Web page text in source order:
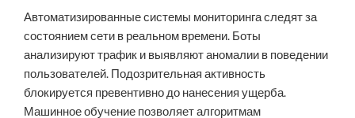
Автоматизированные системы мониторинга следят за
состоянием сети в реальном времени. Боты
анализируют трафик и выявляют аномалии в поведении
пользователей. Подозрительная активность
блокируется превентивно до нанесения ущерба.
Машинное обучение позволяет алгоритмам